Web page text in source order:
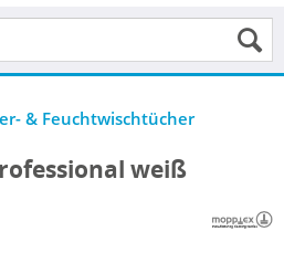
& Feuchtwischtücher
weiß